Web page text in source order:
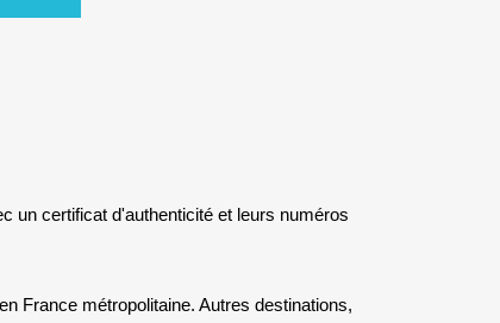
un certificat d'authenticité et leurs numéros
France métropolitaine. Autres destinations,